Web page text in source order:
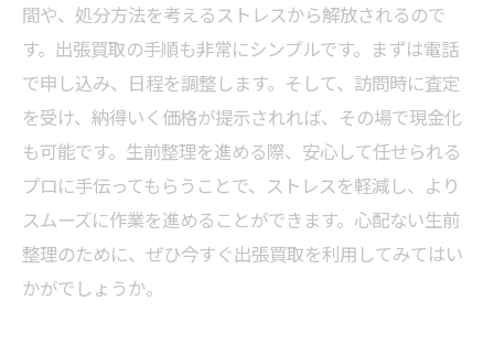
間や、処分方法を考えるストレスから解放されるので
す。出張買取の手順も非常にシンプルです。まずは電話
で申し込み、日程を調整します。そして、訪問時に査定
を受け、納得いく価格が提示されれば、その場で現金化
も可能です。生前整理を進める際、安心して任せられる
プロに手伝ってもらうことで、ストレスを軽減し、より
スムーズに作業を進めることができます。心配ない生前
整理のために、ぜひ今すぐ出張買取を利用してみてはい
かがでしょうか。